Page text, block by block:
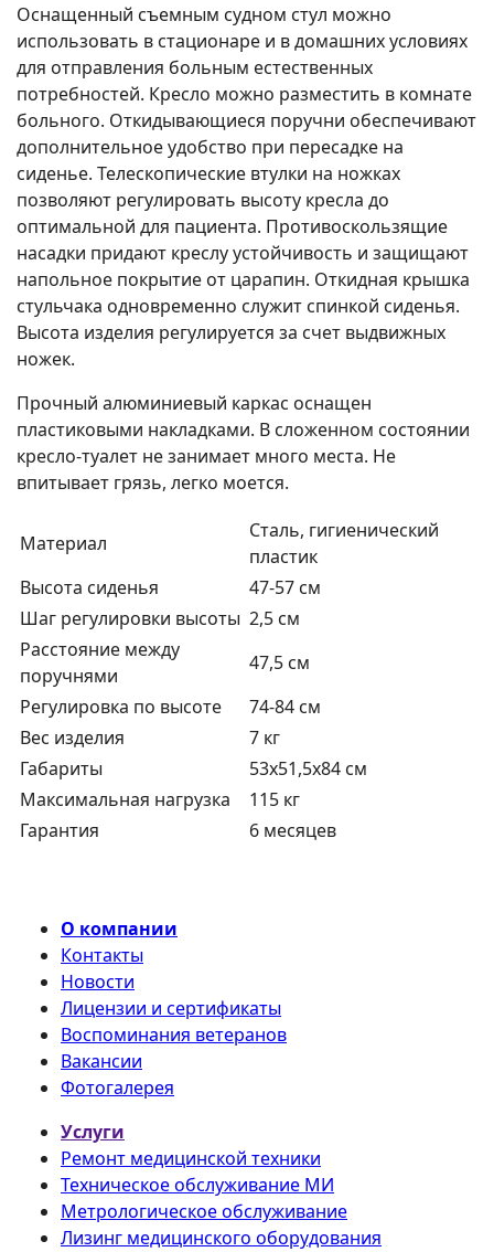
Оснащенный съемным судном стул можно
использовать в стационаре и в домашних условиях
для отправления больным естественных
потребностей. Кресло можно разместить в комнате
больного. Откидывающиеся поручни обеспечивают
дополнительное удобство при пересадке на
сиденье. Телескопические втулки на ножках
позволяют регулировать высоту кресла до
оптимальной для пациента. Противоскользящие
насадки придают креслу устойчивость и защищают
напольное покрытие от царапин. Откидная крышка
стульчака одновременно служит спинкой сиденья.
Высота изделия регулируется за счет выдвижных
ножек.
Прочный алюминиевый каркас оснащен
пластиковыми накладками. В сложенном состоянии
кресло-туалет не занимает много места. Не
впитывает грязь, легко моется.
Материал
Сталь, гигиенический
пластик
Высота сиденья
47-57 см
Шаг регулировки высоты 2,5 см
Расстояние между
поручнями
47,5 см
Регулировка по высоте
74-84 см
Вес изделия
7 кг
Габариты
53х51,5х84 см
Максимальная нагрузка
115 кг
Гарантия
6 месяцев
О компании
Контакты
Новости
Лицензии и сертификаты
Воспоминания ветеранов
Вакансии
Фотогалерея
Услуги
Ремонт медицинской техники
Техническое обслуживание МИ
Метрологическое обслуживание
Лизинг медицинского оборудования